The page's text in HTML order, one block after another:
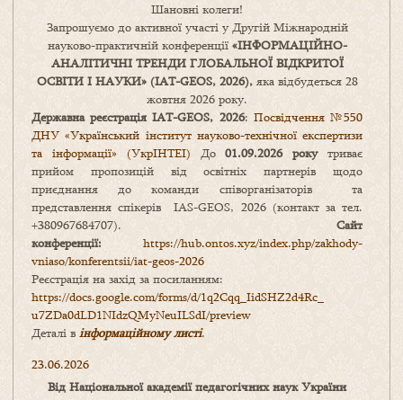
Шановні колеги!
Запрошуємо до активної участі у Другій Міжнародній
науково-практичній конференції «ІНФОРМАЦІЙНО-
АНАЛІТИЧНІ ТРЕНДИ ГЛОБАЛЬНОЇ ВІДКРИТОЇ
ОСВІТИ І НАУКИ» (IAT-GEOS, 2026),яка відбудеться 28
жовтня 2026 року.
Державна реєстрація IAT-GEOS, 2026: Посвідчення №550
ДНУ «Український інститут науково-технічної експертизи
та інформації» (УкрІНТЕІ) До01.09.2026 рокутриває
прийом пропозицій від освітніх партнерів щодо
приєднання до команди співорганізаторів та
представлення спікерів IAS-GEOS, 2026 (контакт за тел.
+380967684707). Сайт
конференції: https://hub.ontos.xyz/index.php/zakhody-
vniaso/konferentsii/iat-geos-2026
Реєстрація на захід за посиланням:
https://docs.google.com/forms/d/1q2Cqq_IidSHZ2d4Rc_
u7ZDa0dLD1NIdzQMyNeuILSdI/preview
Деталі в інформаційному листі.
23.06.2026
Від Національної академії педагогічних наук України